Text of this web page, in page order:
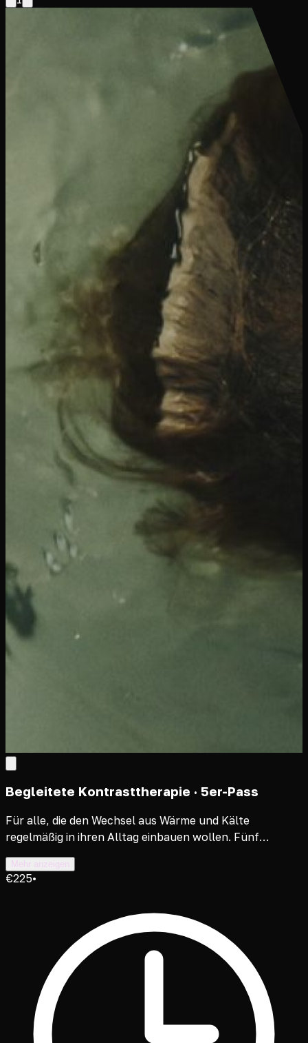
Begleitete Kontrasttherapie · 5er-Pass
Für alle, die den Wechsel aus Wärme und Kälte
regelmäßig in ihren Alltag einbauen wollen. Fünf
Sessions buchst du einzeln und nutzt sie flexibel, je
nach Verfügbarkeit.
Mehr anzeigen
€225•